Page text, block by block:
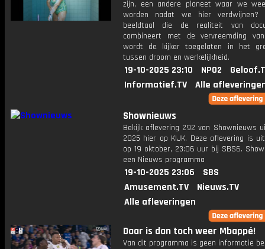
zijn, een andere planeet waar we
worden nadat we hier verdwijnen?
beeldtaal die de realiteit van
combineert met de vervreemding
wordt de kijker toegelaten in het
tussen droom en werkelijkheid.
19-10-2025 23:10 NPO2
Informatief.TV
Alle
Shownieuws
Bekijk aflevering 292 van Shownieuws
2025 hier op KIJK. Deze aflevering is
op 19 oktober, 23:06 uur bij SBS6.
een Nieuws programma
19-10-2025 23:06
SBS
Amusement.TV
Nieuws.TV
Alle afleveringen
Daar is dan toch weer Mbappé!
Van dit programma is geen informatie